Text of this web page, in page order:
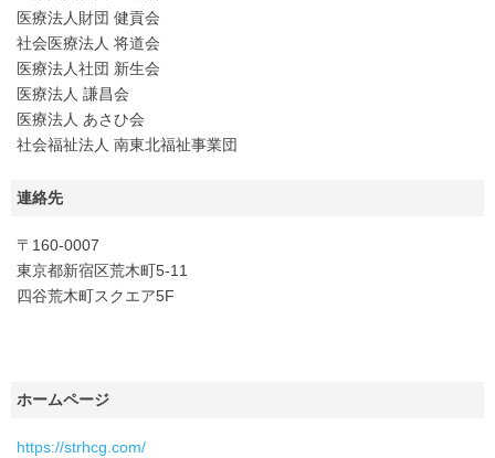
医療法人財団 健貢会
社会医療法人 将道会
医療法人社団 新生会
医療法人 謙昌会
医療法人 あさひ会
社会福祉法人 南東北福祉事業団
連絡先
〒160-0007
東京都新宿区荒木町5-11
四谷荒木町スクエア5F
ホームページ
https://strhcg.com/